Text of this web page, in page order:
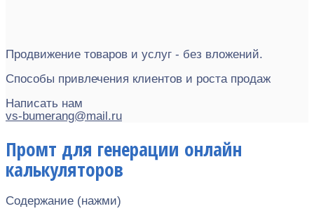
Продвижение товаров и услуг - без вложений.
Способы привлечения клиентов и роста продаж
Написать нам
vs-bumerang@mail.ru
Промт для генерации онлайн
калькуляторов
Содержание (нажми)